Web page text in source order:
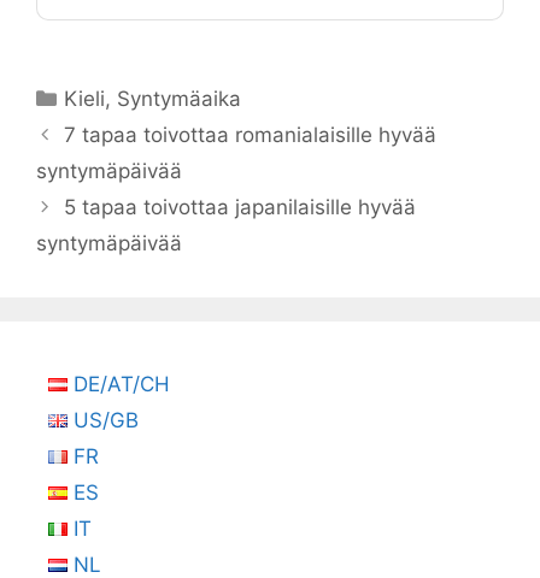
Kategoriat
Kieli, Syntymäaika
7 tapaa toivottaa romanialaisille hyvää
syntymäpäivää
5 tapaa toivottaa japanilaisille hyvää
syntymäpäivää
DE/AT/CH
US/GB
FR
ES
IT
NL